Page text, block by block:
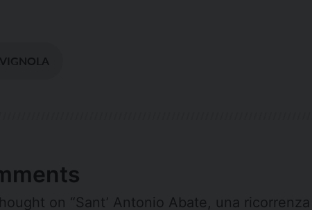
on “Sant’ Antonio Abate, una